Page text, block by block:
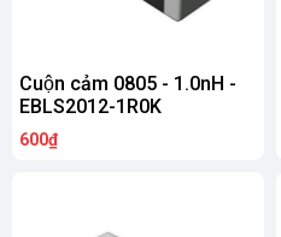
Cuộn cảm 0805 - 1.0nH -
EBLS2012-1R0K
600₫